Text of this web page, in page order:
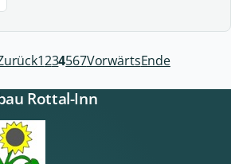
1234567VorwärtsEnde
Rottal-Inn